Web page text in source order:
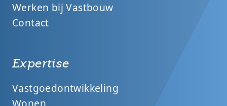
Werken bij Vastbouw
Contact
Expertise
Vastgoedontwikkeling